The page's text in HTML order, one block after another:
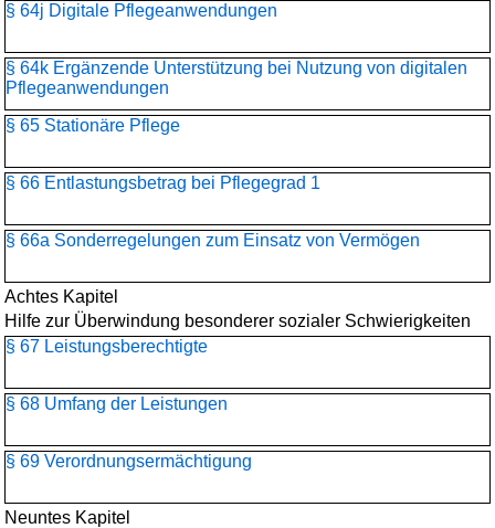
§ 64j Digitale Pflegeanwendungen
§ 64k Ergänzende Unterstützung bei Nutzung von digitalen
Pflegeanwendungen
§ 65 Stationäre Pflege
§ 66 Entlastungsbetrag bei Pflegegrad 1
§ 66a Sonderregelungen zum Einsatz von Vermögen
Achtes Kapitel
Hilfe zur Überwindung besonderer sozialer Schwierigkeiten
§ 67 Leistungsberechtigte
§ 68 Umfang der Leistungen
§ 69 Verordnungsermächtigung
Neuntes Kapitel